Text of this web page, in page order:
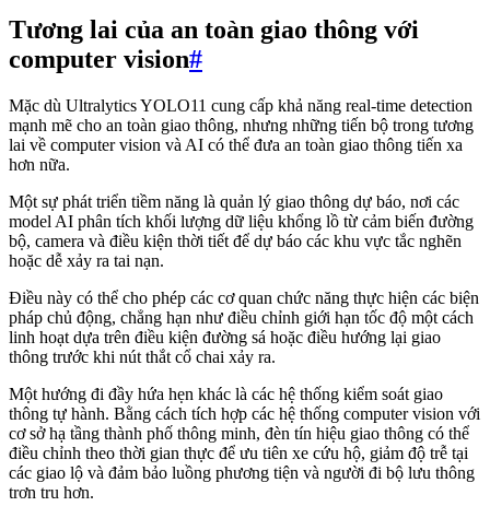
Tương lai của an toàn giao thông với
computer vision#
Mặc dù Ultralytics YOLO11 cung cấp khả năng real-time detection
mạnh mẽ cho an toàn giao thông, nhưng những tiến bộ trong tương
lai về computer vision và AI có thể đưa an toàn giao thông tiến xa
hơn nữa.
Một sự phát triển tiềm năng là quản lý giao thông dự báo, nơi các
model AI phân tích khối lượng dữ liệu khổng lồ từ cảm biến đường
bộ, camera và điều kiện thời tiết để dự báo các khu vực tắc nghẽn
hoặc dễ xảy ra tai nạn.
Điều này có thể cho phép các cơ quan chức năng thực hiện các biện
pháp chủ động, chẳng hạn như điều chỉnh giới hạn tốc độ một cách
linh hoạt dựa trên điều kiện đường sá hoặc điều hướng lại giao
thông trước khi nút thắt cổ chai xảy ra.
Một hướng đi đầy hứa hẹn khác là các hệ thống kiểm soát giao
thông tự hành. Bằng cách tích hợp các hệ thống computer vision với
cơ sở hạ tầng thành phố thông minh, đèn tín hiệu giao thông có thể
điều chỉnh theo thời gian thực để ưu tiên xe cứu hộ, giảm độ trễ tại
các giao lộ và đảm bảo luồng phương tiện và người đi bộ lưu thông
trơn tru hơn.